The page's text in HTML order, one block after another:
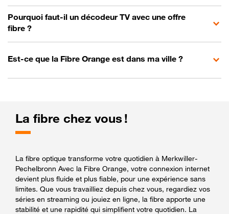
Pourquoi faut-il un décodeur TV avec une offre
fibre ?
Est-ce que la Fibre Orange est dans ma ville ?
La fibre chez vous !
La fibre optique transforme votre quotidien à Merkwiller-
Pechelbronn Avec la Fibre Orange, votre connexion internet
devient plus fluide et plus fiable, pour une expérience sans
limites. Que vous travailliez depuis chez vous, regardiez vos
séries en streaming ou jouiez en ligne, la fibre apporte une
stabilité et une rapidité qui simplifient votre quotidien. La